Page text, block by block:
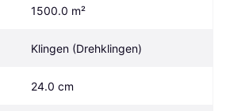
1500.0 m²
Klingen (Drehklingen)
24.0 cm